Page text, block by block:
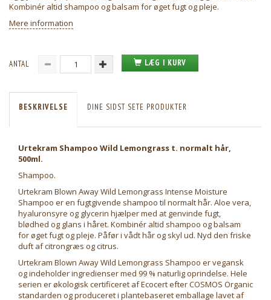
Kombinér altid shampoo og balsam for øget fugt og pleje.
Mere information
ANTAL LÆG I KURV
BESKRIVELSE DINE SIDST SETE PRODUKTER
Urtekram Shampoo Wild Lemongrass t. normalt hår,
500ml.
Shampoo.
Urtekram Blown Away Wild Lemongrass Intense Moisture
Shampoo er en fugtgivende shampoo til normalt hår. Aloe vera,
hyaluronsyre og glycerin hjælper med at genvinde fugt,
blødhed og glans i håret. Kombinér altid shampoo og balsam
for øget fugt og pleje. Påfør i vådt hår og skyl ud. Nyd den friske
duft af citrongræs og citrus.
Urtekram Blown Away Wild Lemongrass Shampoo er vegansk
og indeholder ingredienser med 99 % naturlig oprindelse. Hele
serien er økologisk certificeret af Ecocert efter COSMOS Organic
standarden og produceret i plantebaseret emballage lavet af